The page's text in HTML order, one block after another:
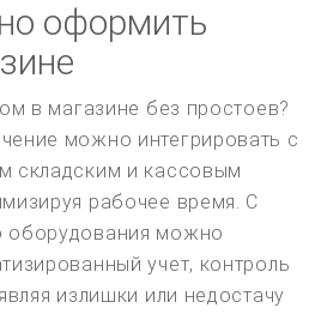
оформить
в магазине без простоев?
можно интегрировать с
складским и кассовым
рабочее время. С
оборудования можно
учет, контроль
излишки или недостачу